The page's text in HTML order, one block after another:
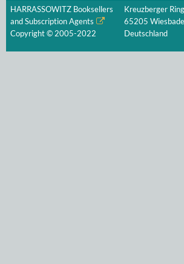
HARRASSOWITZ Booksellers
and Subscription Agents
Copyright © 2005-2022
Kreuzberger
65205
Deutschland